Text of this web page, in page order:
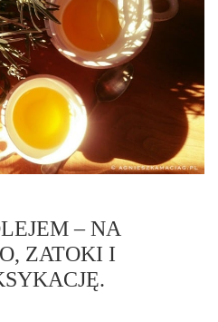
– NA
ZATOKI I